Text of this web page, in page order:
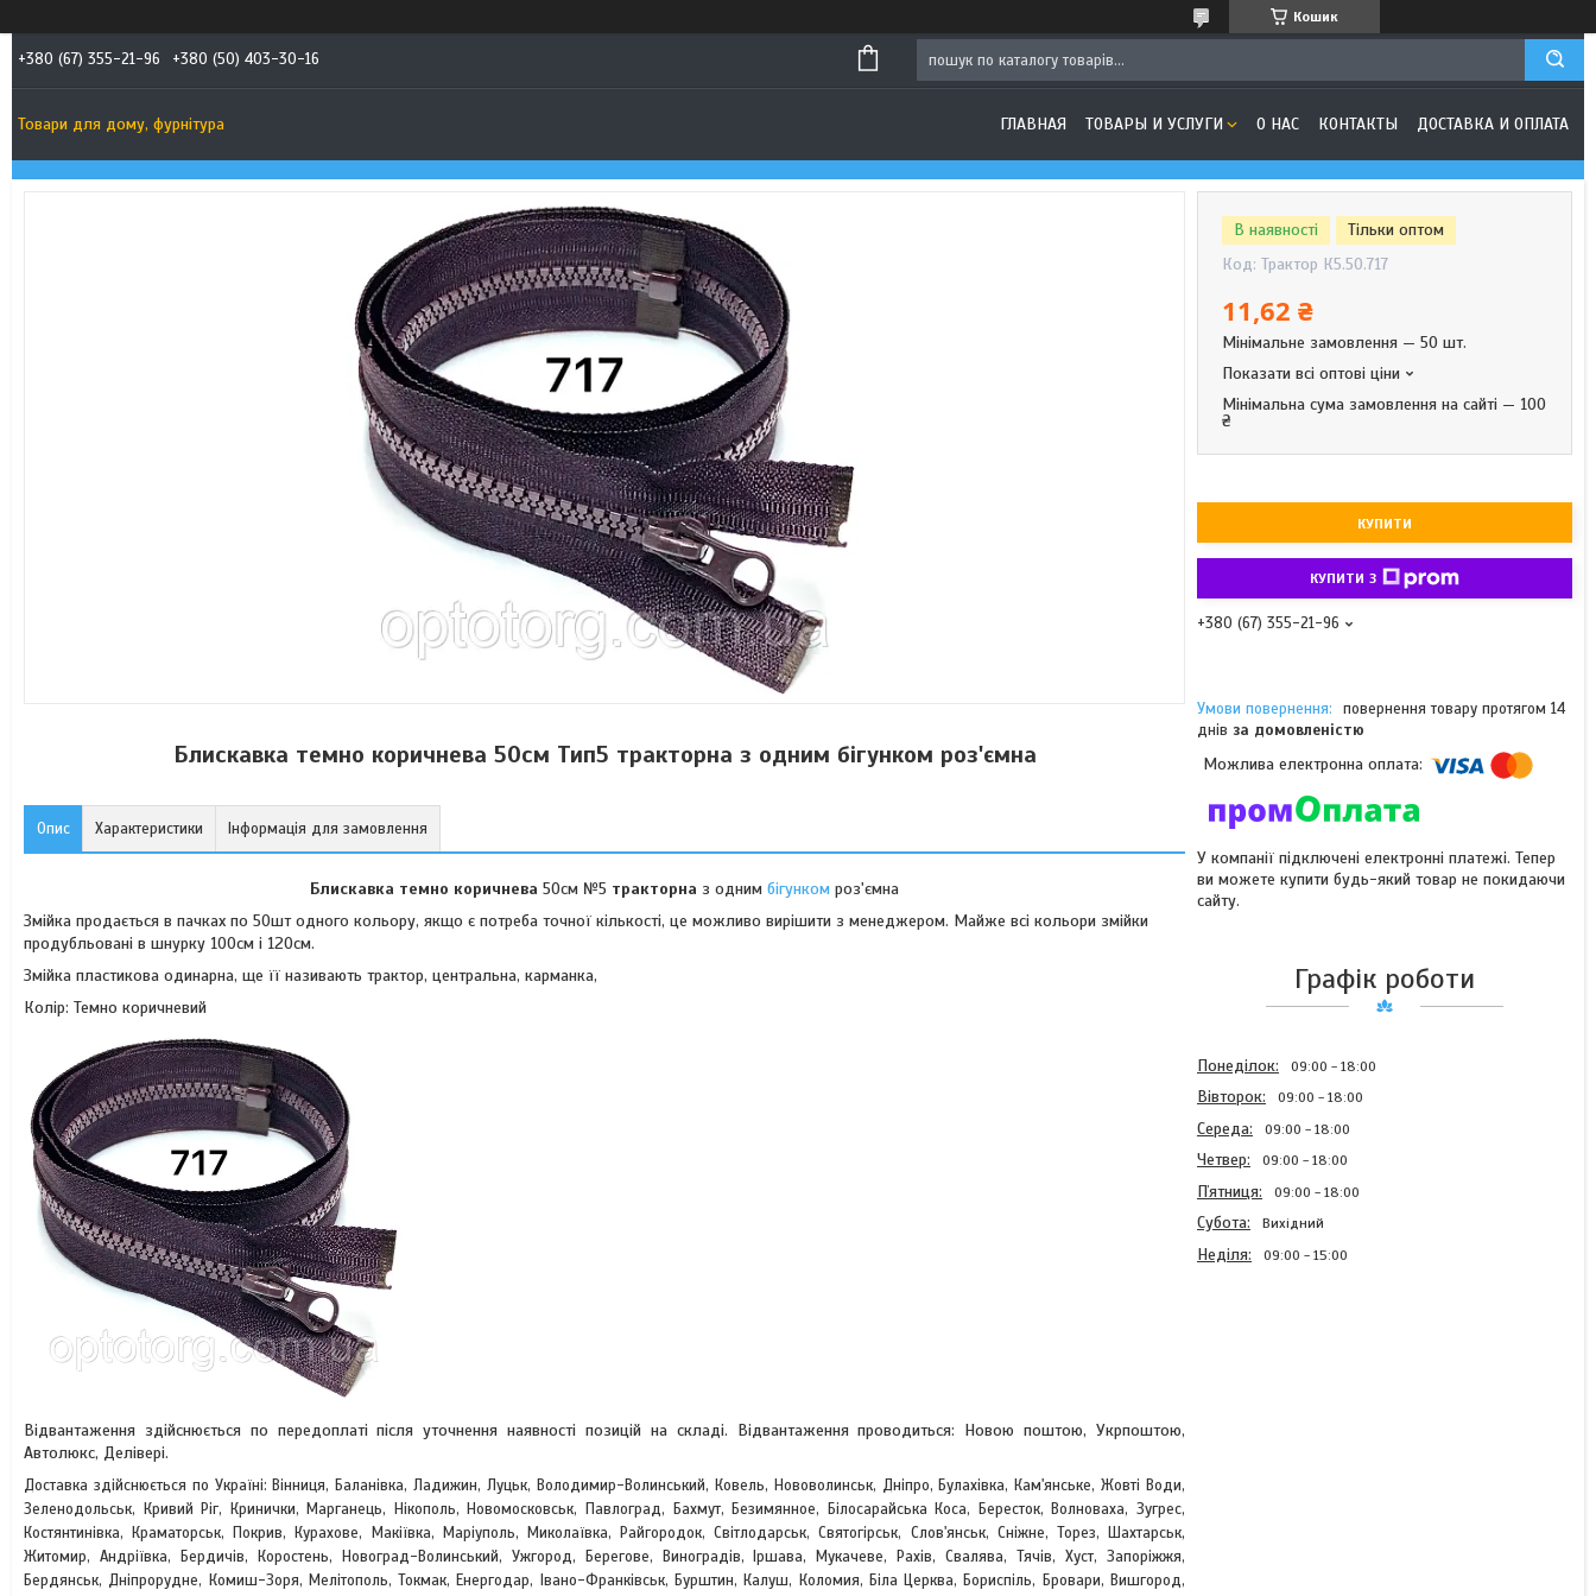
Кошик
+380 (67) 355-21-96 +380 (50) 403-30-16
Товари для дому, фурнітура ГЛАВНАЯ ТОВАРЫ И УСЛУГИ О НАС КОНТАКТЫ ДОСТАВКА И ОПЛАТА
Блискавка темно коричнева 50см Тип5 тракторна з одним бігунком роз'ємна
Опис Характеристики Інформація для замовлення
Блискавка темно коричнева 50см №5 тракторна з одним бігунком роз'ємна
Змійка продається в пачках по 50шт одного кольору, якщо є потреба точної кількості, це можливо вирішити з менеджером. Майже всі кольори змійки
продубльовані в шнурку 100см і 120см.
Змійка пластикова одинарна, ще її називають трактор, центральна, карманка,
Колір: Темно коричневий
Відвантаження здійснюється по передоплаті після уточнення наявності позицій на складі. Відвантаження проводиться: Новою поштою, Укрпоштою,
Автолюкс, Делівері.
Доставка здійснюється по Україні: Вінниця, Баланівка, Ладижин, Луцьк, Володимир-Волинський, Ковель, Нововолинськ, Дніпро, Булахівка, Кам'янське, Жовті Води,
Зеленодольськ, Кривий Ріг, Кринички, Марганець, Нікополь, Новомосковськ, Павлоград, Бахмут, Безимянное, Білосарайська Коса, Бересток, Волноваха, Зугрес,
Костянтинівка, Краматорськ, Покрив, Курахове, Макіївка, Маріуполь, Миколаївка, Райгородок, Світлодарськ, Святогірськ, Слов'янськ, Сніжне, Торез, Шахтарськ,
Житомир, Андріївка, Бердичів, Коростень, Новоград-Волинський, Ужгород, Берегове,
Виноградів, Іршава, Мукачеве, Рахів, Свалява, Тячів, Хуст, Запоріжжя,
Бердянськ, Дніпрорудне, Комиш-Зоря, Мелітополь, Токмак, Енергодар, Івано-Франківськ, Бурштин, Калуш, Коломия, Біла Церква, Бориспіль, Бровари, Вишгород,
В наявності
Тільки оптом
Код: Трактор К5.50.717
11,62 ₴
Мінімальне замовлення — 50 шт.
Показати всі оптові ціни
Мінімальна сума замовлення на сайті — 100
₴
КУПИТИ
КУПИТИ З
+380 (67) 355-21-96
повернення товару протягом 14
днів за домовленістю
У компанії підключені електронні платежі. Тепер
ви можете купити будь-який товар не покидаючи
сайту.
Графік роботи
Понеділок 09:00 18:00
Вівторок 09:00 18:00
Середа 09:00 18:00
Четвер 09:00 18:00
Пʼятниця 09:00 18:00
Субота Вихідний
Неділя 09:00 15:00